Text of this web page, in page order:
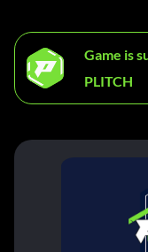
Game is
PLITCH